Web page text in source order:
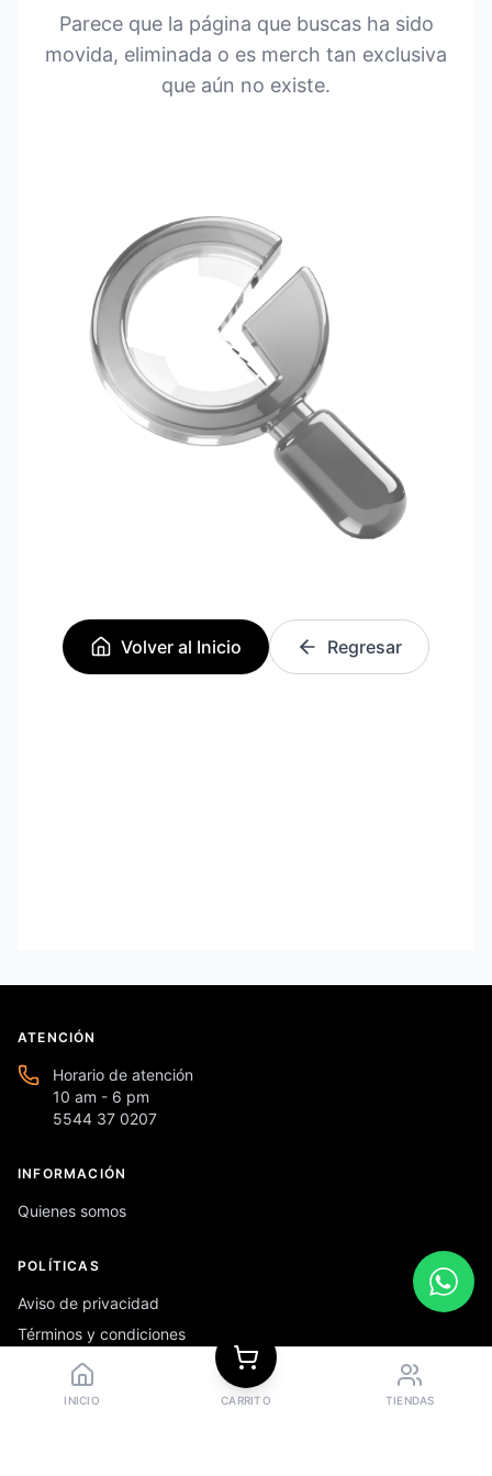
Parece que la página que buscas ha sido
movida, eliminada o es merch tan exclusiva
que aún no existe.
Volver al Inicio Regresar
INICIO CARRITO TIENDAS
ATENCIÓN
Horario de atención
10 am - 6 pm
5544 37 0207
INFORMACIÓN
Quienes somos
POLÍTICAS
Aviso de privacidad
Términos y condiciones
Preguntas frecuentes